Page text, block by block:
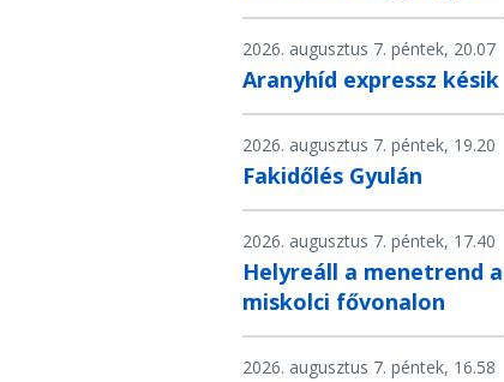
2026. augusztus 7. péntek, 20.07
Aranyhíd expressz késik
2026. augusztus 7. péntek, 19.20
Fakidőlés Gyulán
2026. augusztus 7. péntek, 17.40
Helyreáll a menetrend a
miskolci fővonalon
2026. augusztus 7. péntek, 16.58